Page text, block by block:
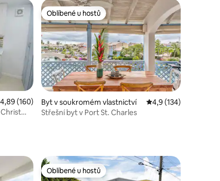
hodnocení 4,89 z 5, 160 hodnocení
4,89 (160)
Oblíbené u hostů
Oblíbené u hostů
Byt v soukromém vlastnictví Průměrné hodnocení
4,9 (134)
Střešní byt v Port St. Charles
Oblíbené u hostů
Oblíbené u hostů